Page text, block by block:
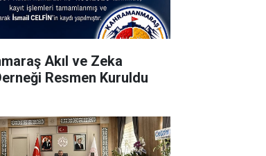
Akıl ve Zeka
Resmen Kuruldu